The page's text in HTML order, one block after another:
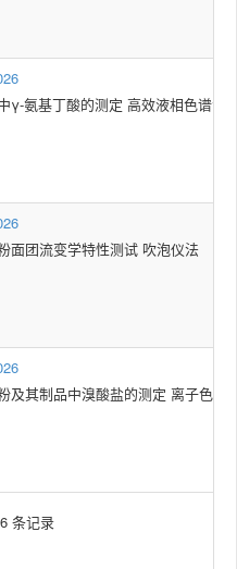
γ-氨基丁酸的测定 高效液相色谱法
面团流变学特性测试 吹泡仪法
及其制品中溴酸盐的测定 离子色谱
条记录